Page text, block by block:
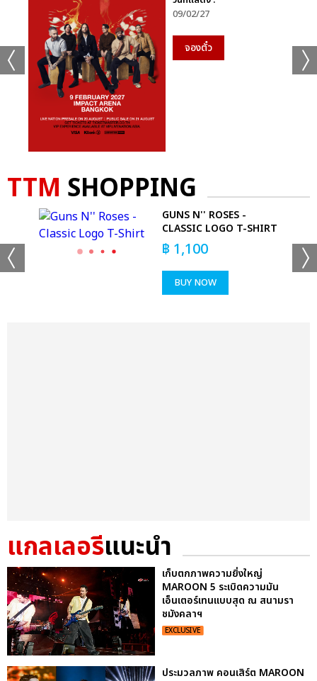
09/02/27
จองตั๋ว
TTM SHOPPING
GUNS N'' ROSES -
CLASSIC LOGO T-SHIRT
฿ 1,100
BUY NOW
แกลเลอรีแนะนำ
เก็บตกภาพความยิ่งใหญ่
MAROON 5 ระเบิดความมัน
เอ็นเตอร์เทนแบบสุด ณ สนามรา
ชมังคลาฯ
EXCLUSIVE
ประมวลภาพ คอนเสิร์ต MAROON